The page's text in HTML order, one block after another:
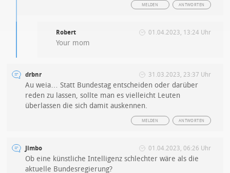
ANTWORTEN
MELDEN
Robert 01.04.2023, 13:24 Uhr
Your mom
drbnr 31.03.2023, 23:37 Uhr
Au weia… Statt Bundestag entscheiden oder darüber
reden zu lassen, sollte man es vielleicht Leuten
überlassen die sich damit auskennen.
ANTWORTEN
MELDEN
Jimbo 01.04.2023, 06:26 Uhr
Ob eine künstliche Intelligenz schlechter wäre als die
aktuelle Bundesregierung?